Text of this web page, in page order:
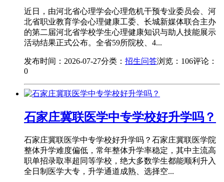
近日，由河北省心理学会心理危机干预专业委员会、河
北省职业教育学会心理健康工委、长城新媒体联合主办
的第二届河北省学校学生心理健康知识与助人技能展示
活动结果正式公布。全省59所院校、4...
发布时间：2026-07-27分类： 招生问答浏览：106评论：
0
石家庄冀联医学中专学校好升学吗？
石家庄冀联医学中专学校好升学吗？石家庄冀联医学院
整体升学难度偏低，常年整体升学率稳定，其中主流高
职单招录取率超同等学校，绝大多数学生都能顺利升入
全日制医学大专，升学通道成熟、选择空...